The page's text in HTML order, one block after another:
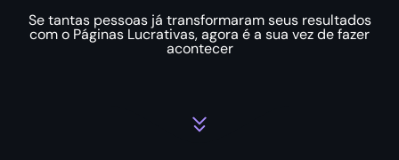
Se tantas pessoas já transformaram seus resultados
com o Páginas Lucrativas, agora é a sua vez de fazer
acontecer